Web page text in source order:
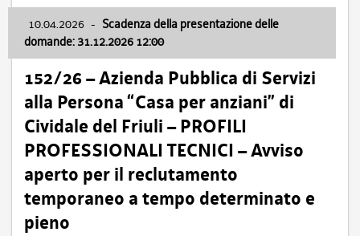
10.04.2026 - Scadenza della presentazione delle
domande: 31.12.2026 12:00
152/26 – Azienda Pubblica di Servizi
alla Persona “Casa per anziani” di
Cividale del Friuli – PROFILI
PROFESSIONALI TECNICI – Avviso
aperto per il reclutamento
temporaneo a tempo determinato e
pieno